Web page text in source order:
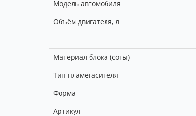
Модель автомобиля
Объём двигателя, л
Материал блока (соты)
Тип пламегасителя
Форма
Артикул